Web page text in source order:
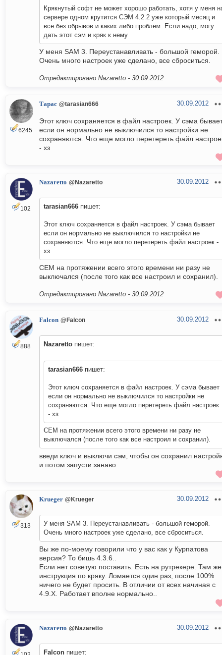
Крякнутый софт не может хорошо работать, хотя у меня
сервере одном крутится СЭМ 4.2.2 уже который месяц и
все без обрывов и каких либо проблем. Если надо, могу
дать этот сэм и кряк к нему
У меня SAM 3. Переустанавливать - большой геморой.
Очень много настроек уже сделано, все сброситься.
Отредактировано Nazaretto - 30.09.2012
6245
Тарас @tarasian666 30.09.2012
Этот ключ сохраняется в файл настроек. У сэма
если он нормально не выключился то настройки не
сохраняются. Что еще могло перетереть файл
- хз
102
Nazaretto @Nazaretto 30.09.2012
tarasian666 пишет:
Этот ключ сохраняется в файл настроек. У сэма бывает
если он нормально не выключился то настройки не
сохраняются. Что еще могло перетереть файл настроек -
хз
СЕМ на протяжении всего этого времени ни разу не
выключался (после того как все настроил и сохранил).
Отредактировано Nazaretto - 30.09.2012
888
Falcon @Falcon 30.09.2012
Nazaretto пишет:
tarasian666 пишет:
Этот ключ сохраняется в файл настроек. У сэма бывает
если он нормально не выключился то настройки не
сохраняются. Что еще могло перетереть файл настроек
- хз
СЕМ на протяжении всего этого времени ни разу не
выключался (после того как все настроил и сохранил).
введи ключ и выключи сэм, чтобы он сохранил
и потом запусти занаво
313
Krueger @Krueger 30.09.2012
У меня SAM 3. Переустанавливать - большой геморой.
Очень много настроек уже сделано, все сброситься.
Вы же по-моему говорили что у вас как у Курпатова
версия? То бишь 4.3.6..
Если нет советую поставить. Есть на рутрекере. Там же
инструкция по кряку. Ломается один раз, после 100%
ничего не будет просить. В отличии от всех начиная с
4.9.X. Работает вполне нормально..
Nazaretto @Nazaretto 30.09.2012
Falcon пишет: